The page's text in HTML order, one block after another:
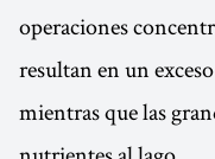
operaciones
resultan en un
mientras que las